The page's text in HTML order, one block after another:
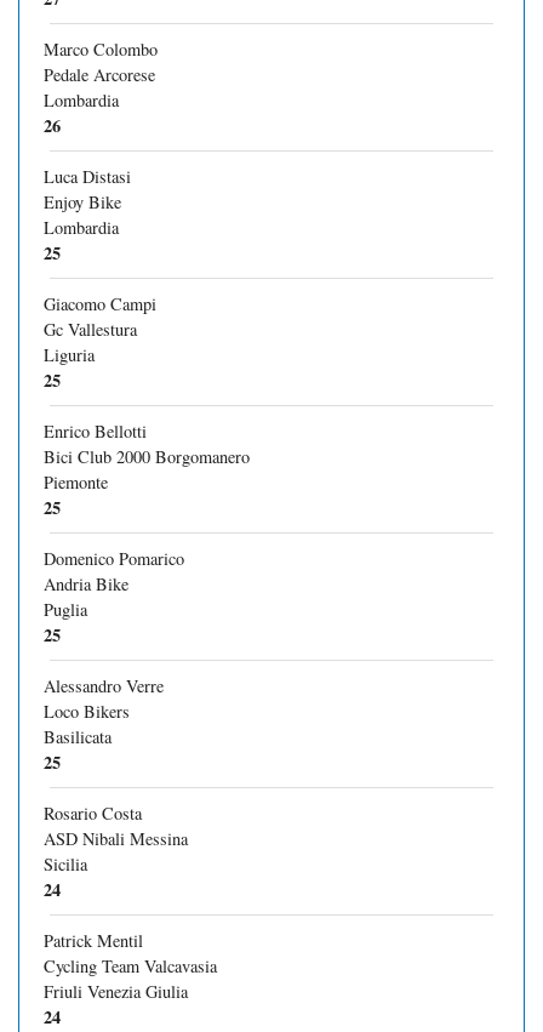
Marco Colombo
Pedale Arcorese
Lombardia
26
Luca Distasi
Enjoy Bike
Lombardia
25
Giacomo Campi
Gc Vallestura
Liguria
25
Enrico Bellotti
Bici Club 2000 Borgomanero
Piemonte
25
Domenico Pomarico
Andria Bike
Puglia
25
Alessandro Verre
Loco Bikers
Basilicata
25
Rosario Costa
ASD Nibali Messina
Sicilia
24
Patrick Mentil
Cycling Team Valcavasia
Friuli Venezia Giulia
24